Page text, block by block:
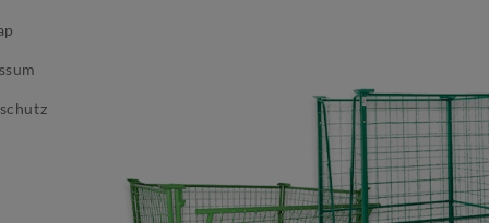
Kennzeichnungen zu ermöglichen.
können Anpassungen jedoch schnell